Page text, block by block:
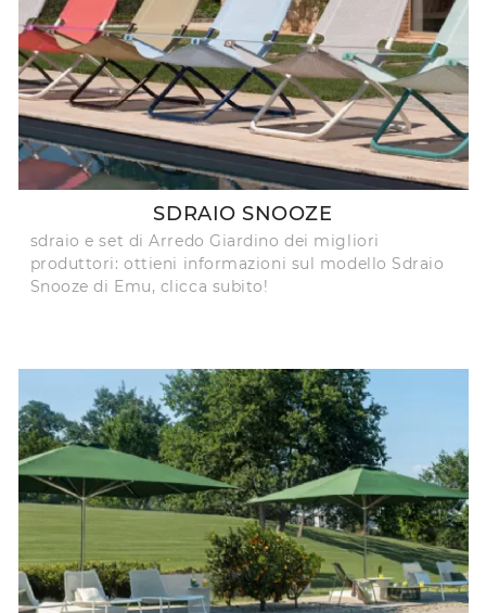
SDRAIO SNOOZE
sdraio e set di Arredo Giardino dei migliori
produttori: ottieni informazioni sul modello Sdraio
Snooze di Emu, clicca subito!